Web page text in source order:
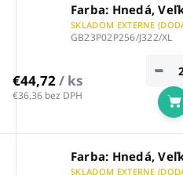
Farba: Hnedá,
SKLADOM EXTERNE
GB23P02P256/J322/XL
€44,72/ ks
€36,36 bez DPH
−
Farba: Hnedá,
SKLADOM EXTERNE